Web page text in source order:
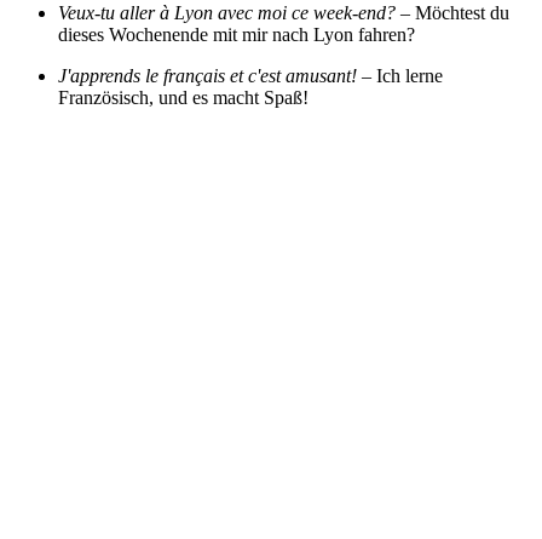
Veux-tu aller à Lyon avec moi ce week-end? – Möchtest du
dieses Wochenende mit mir nach Lyon fahren?
J'apprends le français et c'est amusant! – Ich lerne
Französisch, und es macht Spaß!